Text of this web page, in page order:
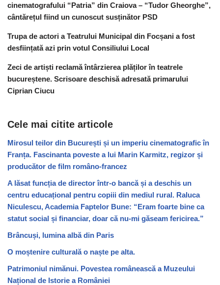
cinematografului “Patria” din Craiova – “Tudor Gheorghe”,
cântărețul fiind un cunoscut susținător PSD
Trupa de actori a Teatrului Municipal din Focșani a fost
desființată azi prin votul Consiliului Local
Zeci de artiști reclamă întârzierea plăților în teatrele
bucureștene. Scrisoare deschisă adresată primarului
Ciprian Ciucu
Cele mai citite articole
Mirosul teilor din București și un imperiu cinematografic în
Franța. Fascinanta poveste a lui Marin Karmitz, regizor și
producător de film româno-francez
A lăsat funcția de director într-o bancă și a deschis un
centru educațional pentru copiii din mediul rural. Raluca
Niculescu, Academia Faptelor Bune: “Eram foarte bine ca
statut social și financiar, doar că nu-mi găseam fericirea.”
Brâncuși, lumina albă din Paris
O moștenire culturală o naște pe alta.
Patrimoniul nimănui. Povestea românească a Muzeului
Național de Istorie a României